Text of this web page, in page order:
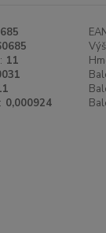
11
0,000924